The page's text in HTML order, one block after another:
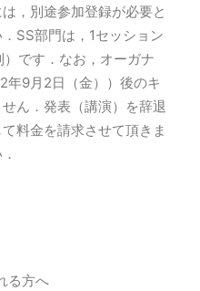
，別途参加登録が必要と
SS部門は，1セッション
です．なお，オーガナ
年9月2日（金））後のキ
ん．発表（講演）を辞退
料金を請求させて頂きま
る方へ